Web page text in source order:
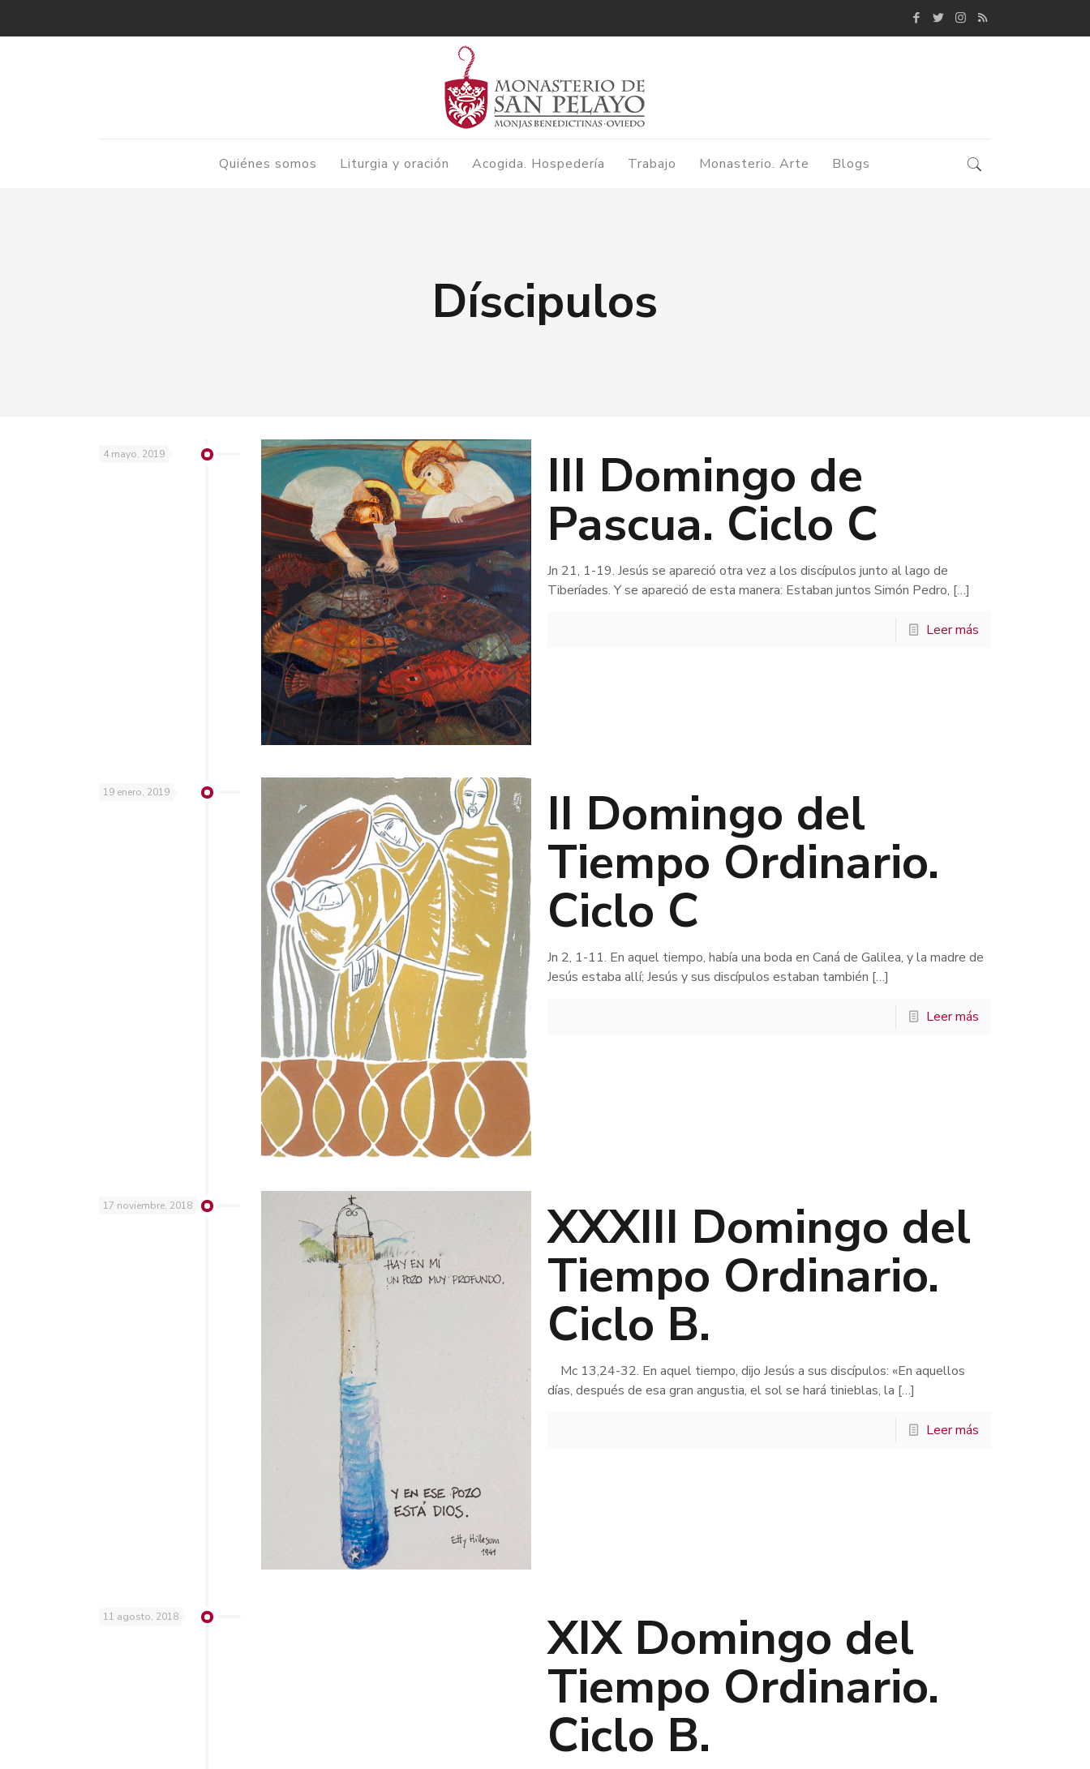
Quiénes somos Liturgia y oración Acogida. Hospedería Trabajo Monasterio. Arte Blogs
Díscipulos
4 mayo, 2019 III Domingo de
Pascua. Ciclo C
Jn 21, 1-19. Jesús se apareció otra vez a los discípulos junto al lago de
Tiberíades. Y se apareció de esta manera: Estaban juntos Simón Pedro, […]
Leer más
19 enero, 2019 II Domingo del
Tiempo Ordinario.
Ciclo C
Jn 2, 1-11. En aquel tiempo, había una boda en Caná de Galilea, y la madre de
Jesús estaba allí; Jesús y sus discípulos estaban también […]
Leer más
17 noviembre, 2018 XXXIII Domingo del
Tiempo Ordinario.
Ciclo B.
Mc 13,24-32. En aquel tiempo, dijo Jesús a sus discípulos: «En aquellos
días, después de esa gran angustia, el sol se hará tinieblas, la […]
Leer más
11 agosto, 2018 XIX Domingo del
Tiempo Ordinario.
Ciclo B.